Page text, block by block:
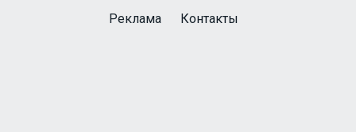
Реклама Контакты